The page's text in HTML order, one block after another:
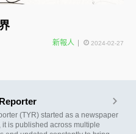
新報人 2024-02-27
(TYR) started as a newspaper
it is published across multiple